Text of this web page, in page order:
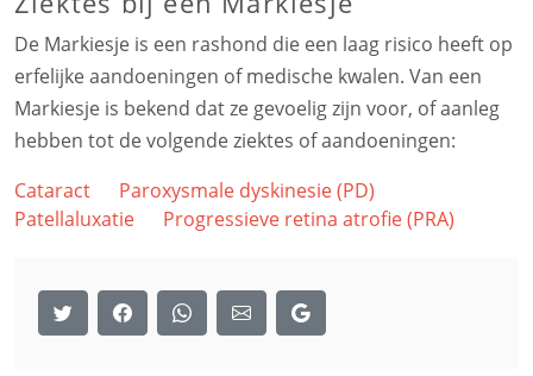
De Markiesje is een rashond die een laag risico heeft op
erfelijke aandoeningen of medische kwalen. Van een
Markiesje is bekend dat ze gevoelig zijn voor, of aanleg
hebben tot de volgende ziektes of aandoeningen:
Cataract
Paroxysmale dyskinesie (PD)
Patellaluxatie
Progressieve retina atrofie (PRA)